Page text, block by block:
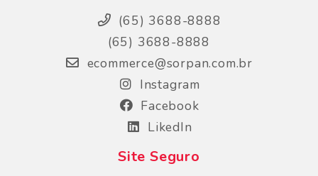
(65) 3688-8888
(65) 3688-8888
ecommerce@sorpan.com.br
Instagram
Facebook
LikedIn
Site Seguro